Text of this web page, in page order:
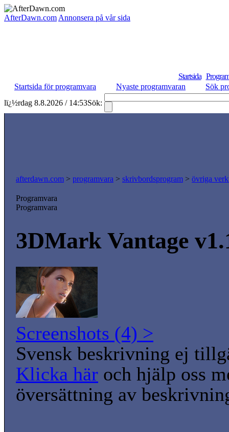
AfterDawn.com Annonsera på vår sida
Startsida
Startsida för programvara
Nyaste programvaran
Sök
lï¿½rdag 8.8.2026 / 14:53Sök:
afterdawn.com > programvara > skrivbordsprogram > övriga
Programvara
Programvara
3DMark Vantage
Screenshots (4) >
Svensk beskrivning ej
Klicka här och hjälp oss
översättning av